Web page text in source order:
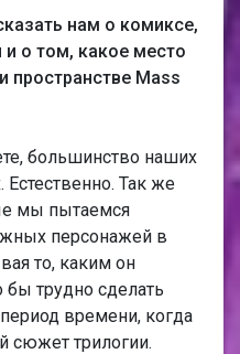
нам о комиксе,
и о том, какое место
пространстве Mass
большинство наших
Так же
мы пытаемся
персонажей в
то, каким он
трудно сделать
времени, когда
сюжет трилогии.